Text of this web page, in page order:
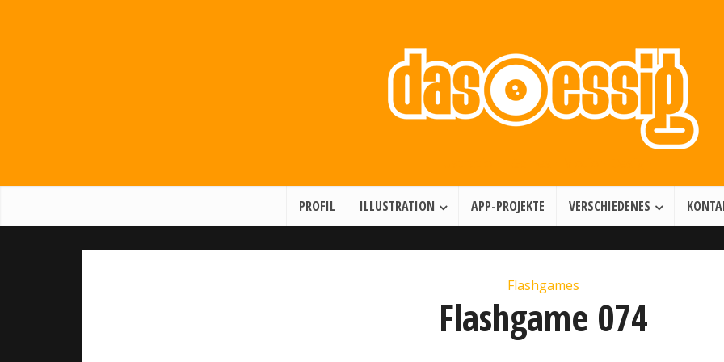
PROFIL ILLUSTRATION APP-PROJEKTE VERSCHIEDENES
Flashgames
Flashgame 074